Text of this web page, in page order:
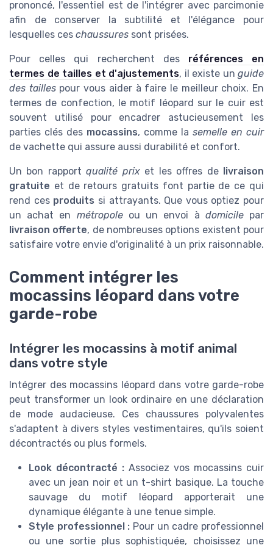
prononcé, l'essentiel est de l'intégrer avec parcimonie
afin de conserver la subtilité et l'élégance pour
lesquelles ces chaussures sont prisées.
Pour celles qui recherchent des références en
termes de tailles et d'ajustements, il existe un guide
des taillespour vous aider à faire le meilleur choix. En
termes de confection, le motif léopard sur le cuir est
souvent utilisé pour encadrer astucieusement les
parties clés des mocassins, comme la semelle en cuir
de vachette qui assure aussi durabilité et confort.
Un bon rapportqualité prixet les offres de
livraison
gratuite et de retours gratuits font partie de ce qui
rend ces produits si attrayants. Que vous optiez pour
un achat en métropoleou un envoi à domicilepar
livraison offerte, de nombreuses options existent pour
satisfaire votre envie d'originalité à un prix raisonnable.
Comment intégrer les
mocassins léopard dans votre
garde-robe
Intégrer les mocassins à motif animal
dans votre style
Intégrer des mocassins léopard dans votre garde-robe
peut transformer un look ordinaire en une déclaration
de mode audacieuse. Ces chaussures polyvalentes
s'adaptent à divers styles vestimentaires, qu'ils soient
décontractés ou plus formels.
Look décontracté : Associez vos mocassins cuir
avec un jean noir et un t-shirt basique. La touche
sauvage du motif léopard apporterait une
dynamique élégante à une tenue simple.
Style professionnel : Pour un cadre professionnel
ou une sortie plus sophistiquée, choisissez une